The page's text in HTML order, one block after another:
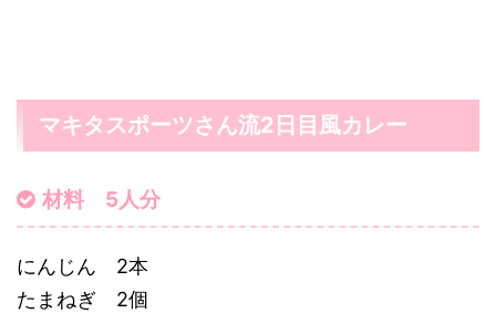
マキタスポーツさん流2日目風カレー
材料 5人分
にんじん 2本
たまねぎ 2個